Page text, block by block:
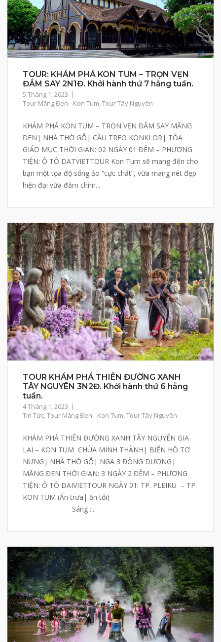
TOUR: KHÁM PHÁ KON TUM – TRỌN VẸN
ĐẮM SAY 2N1Đ. Khởi hành thứ 7 hằng tuần.
5 Tháng 1, 2023
Tour Măng Đen - Kon Tum,Tour Tây Nguyên
KHÁM PHÁ KON TUM – TRỌN VẸN ĐẮM SAY MĂNG
ĐEN| NHÀ THỜ GỖ| CẦU TREO KONKLOR| TÒA
GIÁO MỤC THỜI GIAN: 02 NGÀY 01 ĐÊM – PHƯƠNG
TIỆN: Ô TÔ DATVIETTOUR Kon Tum sẽ mang đến cho
bạn một tọa độ sống ảo “cực chất”, vừa mang nét đẹp
hiện đại vừa đắm chìm...
TOUR KHÁM PHÁ THIÊN ĐƯỜNG XANH
TÂY NGUYÊN 3N2Đ. Khởi hành thứ 6 hằng
tuần.
4 Tháng 1, 2023
Tin Tức Tour Măng Đen - Kon Tum Tour Tây Nguyên
KHÁM PHÁ THIÊN ĐƯỜNG XANH TÂY NGUYÊN GIA
LAI – KON TUM CHÙA MINH THÀNH| BIỂN HỒ TƠ
NƯNG| NHÀ THỜ GỖ| NGÃ 3 ĐÔNG DƯƠNG|
MĂNG ĐEN THỜI GIAN: 3 NGÀY 2 ĐÊM – PHƯƠNG
TIỆN: Ô TÔ DAIVIETTOUR NGÀY 01: TP. PLEIKU – TP.
KON TUM (Ăn trưa| ăn tối)
Sáng :...